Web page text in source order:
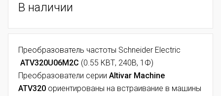
В наличии
Преобразователь частоты Schneider Electric
ATV320U06M2C (0.55 КВТ, 240В, 1Ф)
Преобразователи серии Altivar Machinе
ATV320 ориентированы на встраивание в машины